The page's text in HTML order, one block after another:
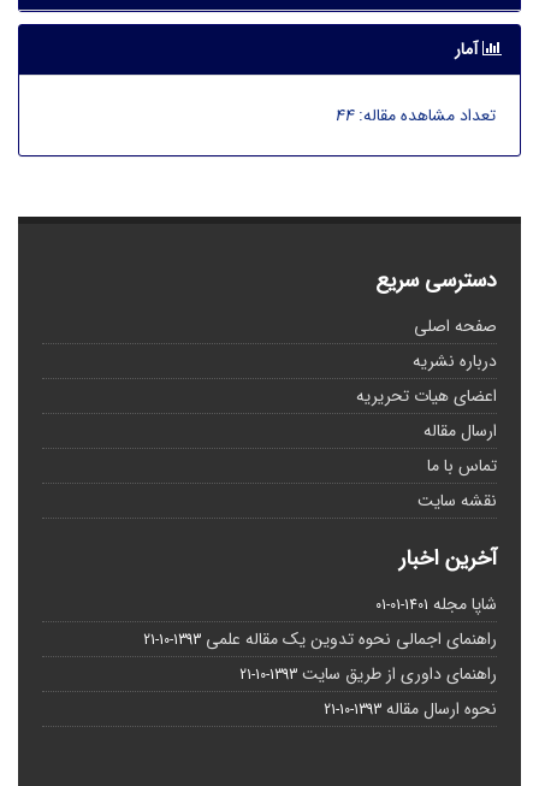
آمار
تعداد مشاهده مقاله:44
دسترسی سریع
صفحه اصلی
درباره نشریه
اعضای هیات تحریریه
ارسال مقاله
تماس با ما
نقشه سایت
آخرین اخبار
شاپا مجله 1401-01-01
راهنمای اجمالی نحوه تدوین یک مقاله علمی 1393-10-21
راهنمای داوری از طریق سایت 1393-10-21
نحوه ارسال مقاله 1393-10-21